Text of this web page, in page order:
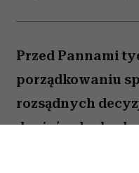
Przed Pannami
porządkowaniu
rozsądnych
dopiąć zaległe